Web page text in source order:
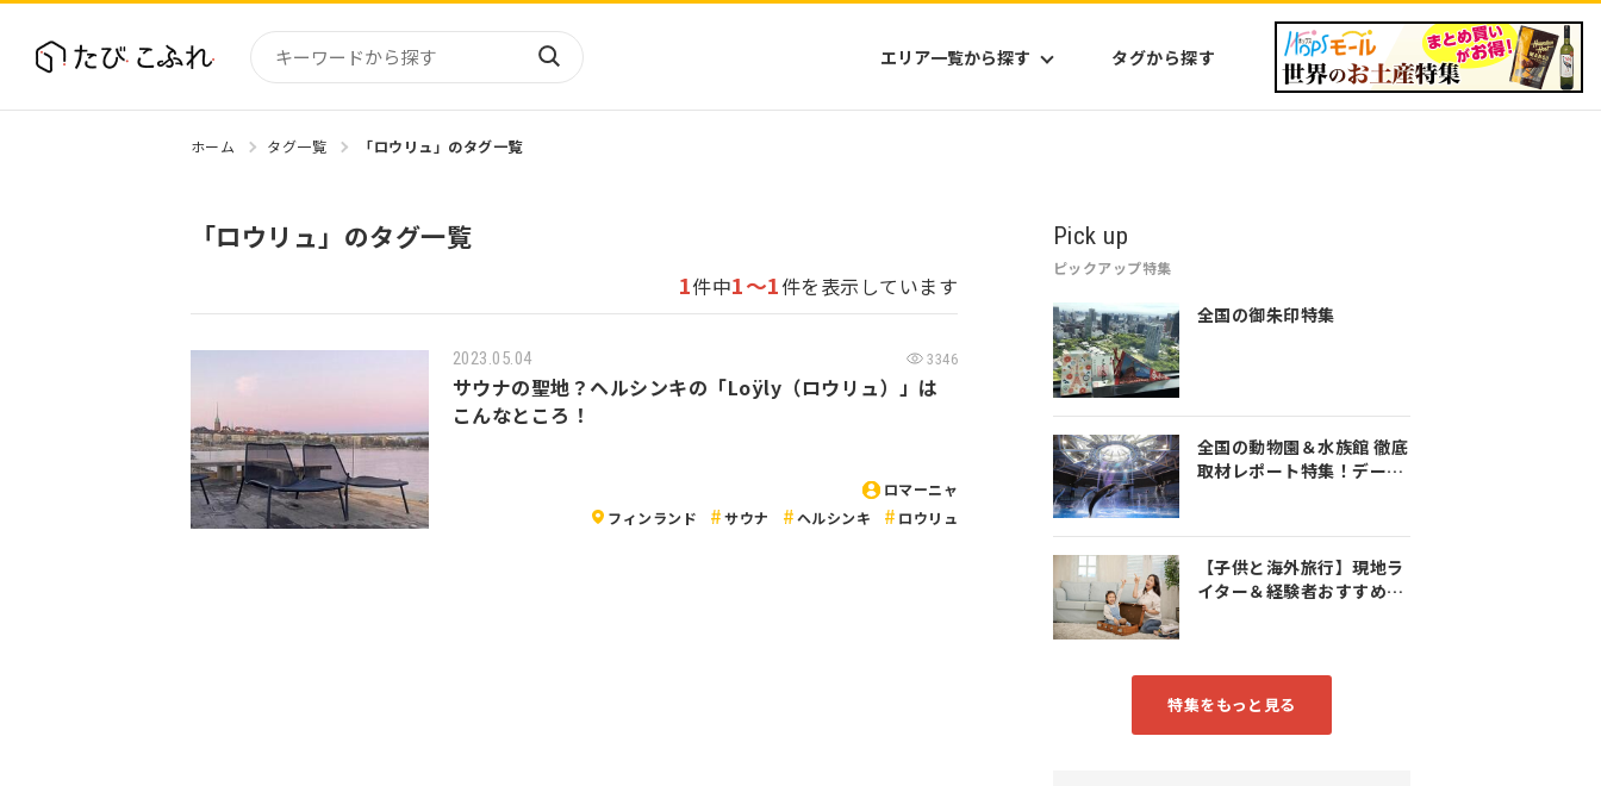
エリア一覧から探す タグから探す
東北
北米
ミクロネシア
ホーム タグ一覧 「ロウリュ」のタグ一覧
「ロウリュ」のタグ一覧
1件中1～1件を表示しています
2023.05.04 3346
サウナの聖地？ヘルシンキの「Loÿly（ロウリュ）」は
こんなところ！
ロマーニャ
フィンランド
サウナ ヘルシンキ ロウリュ
Pick up
ピックアップ特集
全国の御朱印特集
全国の動物園＆水族館 徹底
取材レポート特集！デート
【子供と海外旅行】現地ラ
イター＆経験者おすすめス
特集をもっと見る